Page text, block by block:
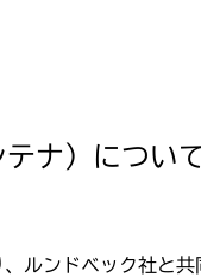
ナ）につい
ルンドベック社